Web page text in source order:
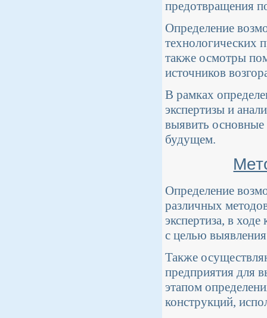
предотвращения
Определение
технологических
также осмотры
источников
В рамках
экспертизы и
выявить основные
будущем.
Определение
различных
экспертиза, в
с целью
Также
предприятия для
этапом
конструкций,